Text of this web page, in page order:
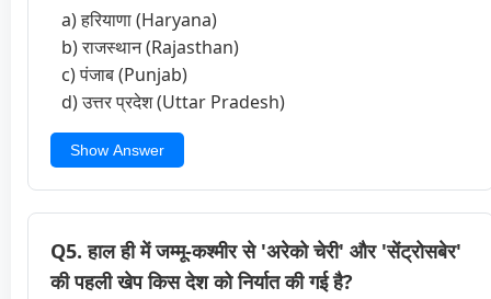
a) हरियाणा (Haryana)
b) राजस्थान (Rajasthan)
c) पंजाब (Punjab)
d) उत्तर प्रदेश (Uttar Pradesh)
Show Answer
Q5. हाल ही में जम्मू-कश्मीर से 'अरेको चेरी' और 'सेंट्रोसबेर'
की पहली खेप किस देश को निर्यात की गई है?